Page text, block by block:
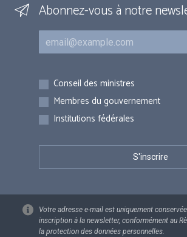
Abonnez-vous à notre
Courriel
Inscriptions
Conseil des ministres
Membres du gouvernement
Institutions fédérales
Votre adresse e-mail est uniquement
inscription à la newsletter, conformément au
la protection des données personnelles.